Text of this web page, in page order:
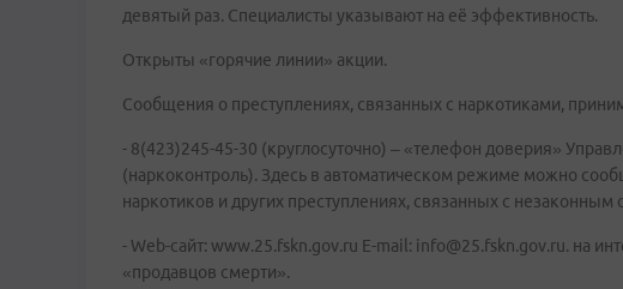
девятый раз. Специалисты указывают на её эффективность.
Открыты «горячие линии» акции.
Сообщения о преступлениях, связанных с наркотиками,
- 8(423)245-45-30 (круглосуточно) – «телефон доверия»
(наркоконтроль). Здесь в автоматическом режиме можно
наркотиков и других преступлениях, связанных с незаконным
- Web-сайт: www.25.fskn.gov.ru E-mail: info@25.fskn.gov.ru. на
«продавцов смерти».